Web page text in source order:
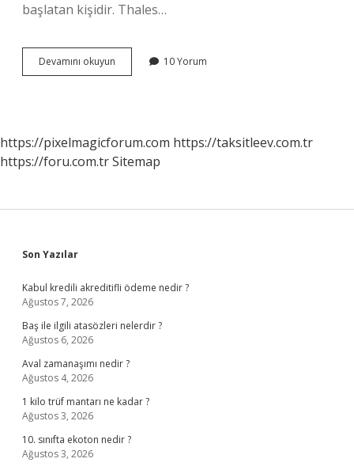
başlatan kişidir. Thales…
Devamını okuyun
Düşüncesinin
10 Yorum
https://pixelmagicforum.com https://taksitleev.com.tr
https://foru.com.trSitemap
Sidebar
Son Yazılar
Kabul kredili akreditifli ödeme nedir ?
Ağustos 7, 2026
Baş ile ilgili atasözleri nelerdir ?
Ağustos 6, 2026
Aval zamanaşımı nedir ?
Ağustos 4, 2026
1 kilo trüf mantarı ne kadar ?
Ağustos 3, 2026
10. sınıfta ekoton nedir ?
Ağustos 3, 2026